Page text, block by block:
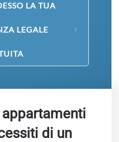
LA TUA
LEGALE
di un